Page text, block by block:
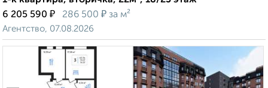
6 205 590 ₽ 286 500 ₽ за м²
Агентство, 07.08.2026